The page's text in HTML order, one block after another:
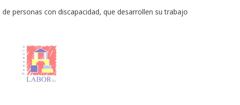
personas con discapacidad, que desarrollen su trabajo